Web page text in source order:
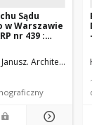
Alina, Danuta
Sądu
w Warszawie
nr 439 :
zachodnia,
Architekt